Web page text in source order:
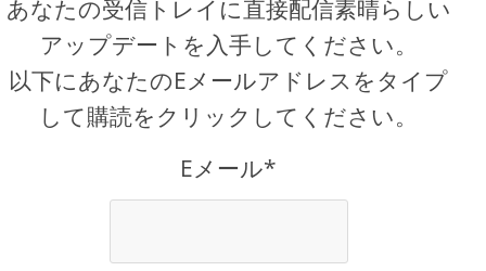
あなたの受信トレイに直接配信素晴らしい
アップデートを入手してください。
以下にあなたのEメールアドレスをタイプ
して購読をクリックしてください。
Eメール*